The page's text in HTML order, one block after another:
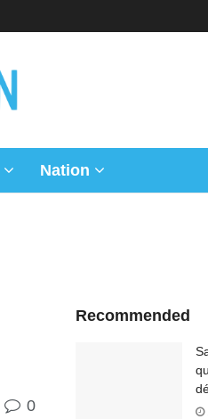
Nation
0
Recommended